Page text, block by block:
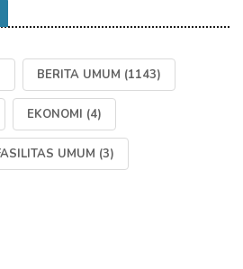
BERITA UMUM (1143)
EKONOMI (4)
UMUM (3)